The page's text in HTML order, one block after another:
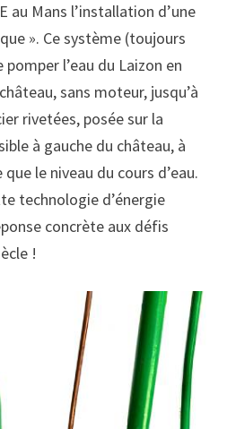
au Mans l’installation d’une
». Ce système (toujours
l’eau du Laizon en
sans moteur, jusqu’à
rivetées, posée sur la
à gauche du château, à
le niveau du cours d’eau.
technologie d’énergie
concrète aux défis
!